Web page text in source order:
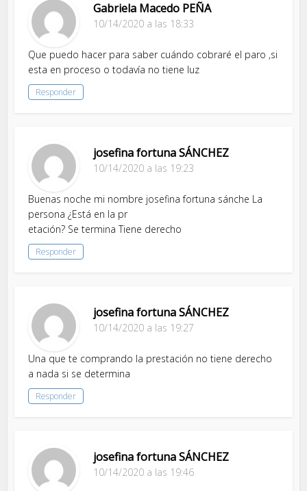
Gabriela Macedo PEÑA
10/14/2020 a las 18:33
Que puedo hacer para saber cuándo cobraré el paro ,si
esta en proceso o todavía no tiene luz
Responder
josefina fortuna SÁNCHEZ
10/14/2020 a las 19:23
Buenas noche mi nombre josefina fortuna sánche La
persona ¿Está en la pr
etación? Se termina Tiene derecho
Responder
josefina fortuna SÁNCHEZ
10/14/2020 a las 19:27
Una que te comprando la prestación no tiene derecho
a nada si se determina
Responder
josefina fortuna SÁNCHEZ
10/14/2020 a las 19:46